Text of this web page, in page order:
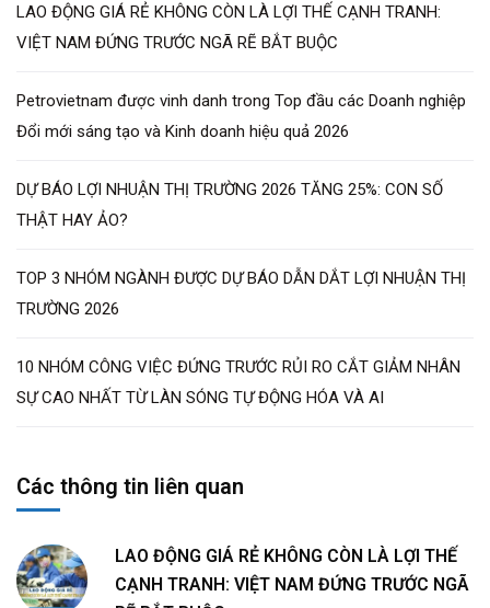
LAO ĐỘNG GIÁ RẺ KHÔNG CÒN LÀ LỢI THẾ CẠNH TRANH:
VIỆT NAM ĐỨNG TRƯỚC NGÃ RẼ BẮT BUỘC
Petrovietnam được vinh danh trong Top đầu các Doanh nghiệp
Đổi mới sáng tạo và Kinh doanh hiệu quả 2026
DỰ BÁO LỢI NHUẬN THỊ TRƯỜNG 2026 TĂNG 25%: CON SỐ
THẬT HAY ẢO?
TOP 3 NHÓM NGÀNH ĐƯỢC DỰ BÁO DẪN DẮT LỢI NHUẬN THỊ
TRƯỜNG 2026
10 NHÓM CÔNG VIỆC ĐỨNG TRƯỚC RỦI RO CẮT GIẢM NHÂN
SỰ CAO NHẤT TỪ LÀN SÓNG TỰ ĐỘNG HÓA VÀ AI
Các thông tin liên quan
LAO ĐỘNG GIÁ RẺ KHÔNG CÒN LÀ LỢI THẾ
CẠNH TRANH: VIỆT NAM ĐỨNG TRƯỚC NGÃ